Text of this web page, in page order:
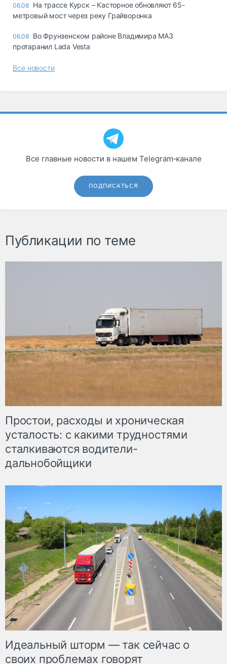
06.08 На трассе Курск – Касторное обновляют 65-
метровый мост через реку Грайворонка
06.08 Во Фрунзенском районе Владимира МАЗ
протаранил Lada Vesta
Все новости
Все главные новости в нашем Telegram‑канале
ПОДПИСАТЬСЯ
Публикации по теме
Простои, расходы и хроническая
усталость: с какими трудностями
сталкиваются водители-
дальнобойщики
Идеальный шторм — так сейчас о
своих проблемах говорят